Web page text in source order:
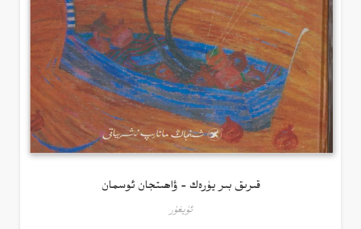
قىرىق بىر يۈرەك – ۋاھىتجان ئوسمان
ئۇيغۇر